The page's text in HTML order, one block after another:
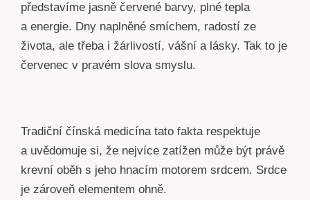
představíme jasně červené barvy, plné tepla
a energie. Dny naplněné smíchem, radostí ze
života, ale třeba i žárlivostí, vášní a lásky. Tak to je
červenec v pravém slova smyslu.
Tradiční čínská medicína tato fakta respektuje
a uvědomuje si, že nejvíce zatížen může být právě
krevní oběh s jeho hnacím motorem srdcem. Srdce
je zároveň elementem ohně.